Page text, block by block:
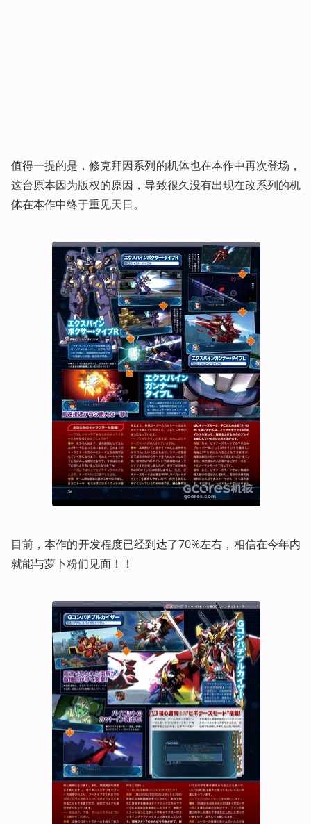
值得一提的是，修克拜因系列的机体也在本作中再次登场，
这台原本因为版权的原因，导致很久没有出现在改系列的机
体在本作中终于重见天日。
目前，本作的开发程度已经到达了70%左右，相信在今年内
就能与萝卜粉们见面！！